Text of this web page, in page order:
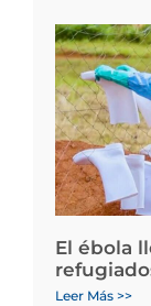
El ébola
Leer Más >>